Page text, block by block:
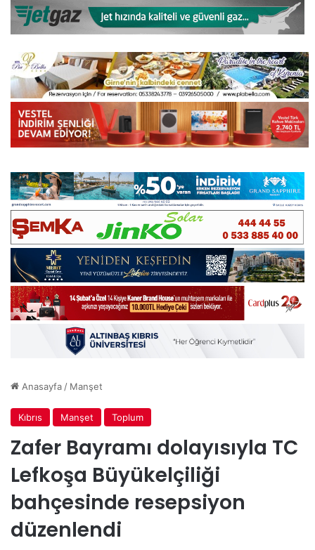
Anasayfa / Manşet
Kıbrıs Manşet Toplum
Zafer Bayramı dolayısıyla TC
Lefkoşa Büyükelçiliği
bahçesinde resepsiyon
düzenlendi